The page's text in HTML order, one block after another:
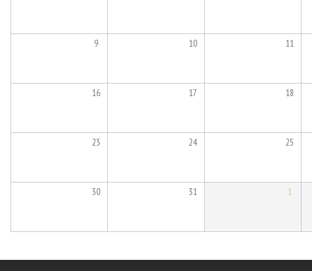
9 10 11
16 17 18
23 24 25
30 31 1